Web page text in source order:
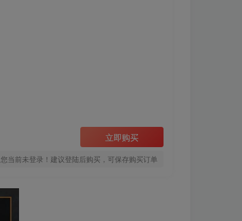
立即购买
您当前未登录！建议登陆后购买，可保存购买订单